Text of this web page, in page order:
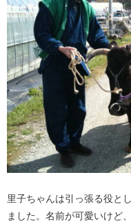
里子ちゃんは引っ張る役と
ました。名前が可愛いけど